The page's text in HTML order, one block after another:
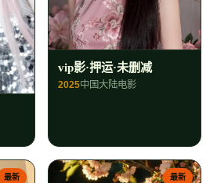
vip影·押运·未删减
2025中国大陆电影
最新 最新